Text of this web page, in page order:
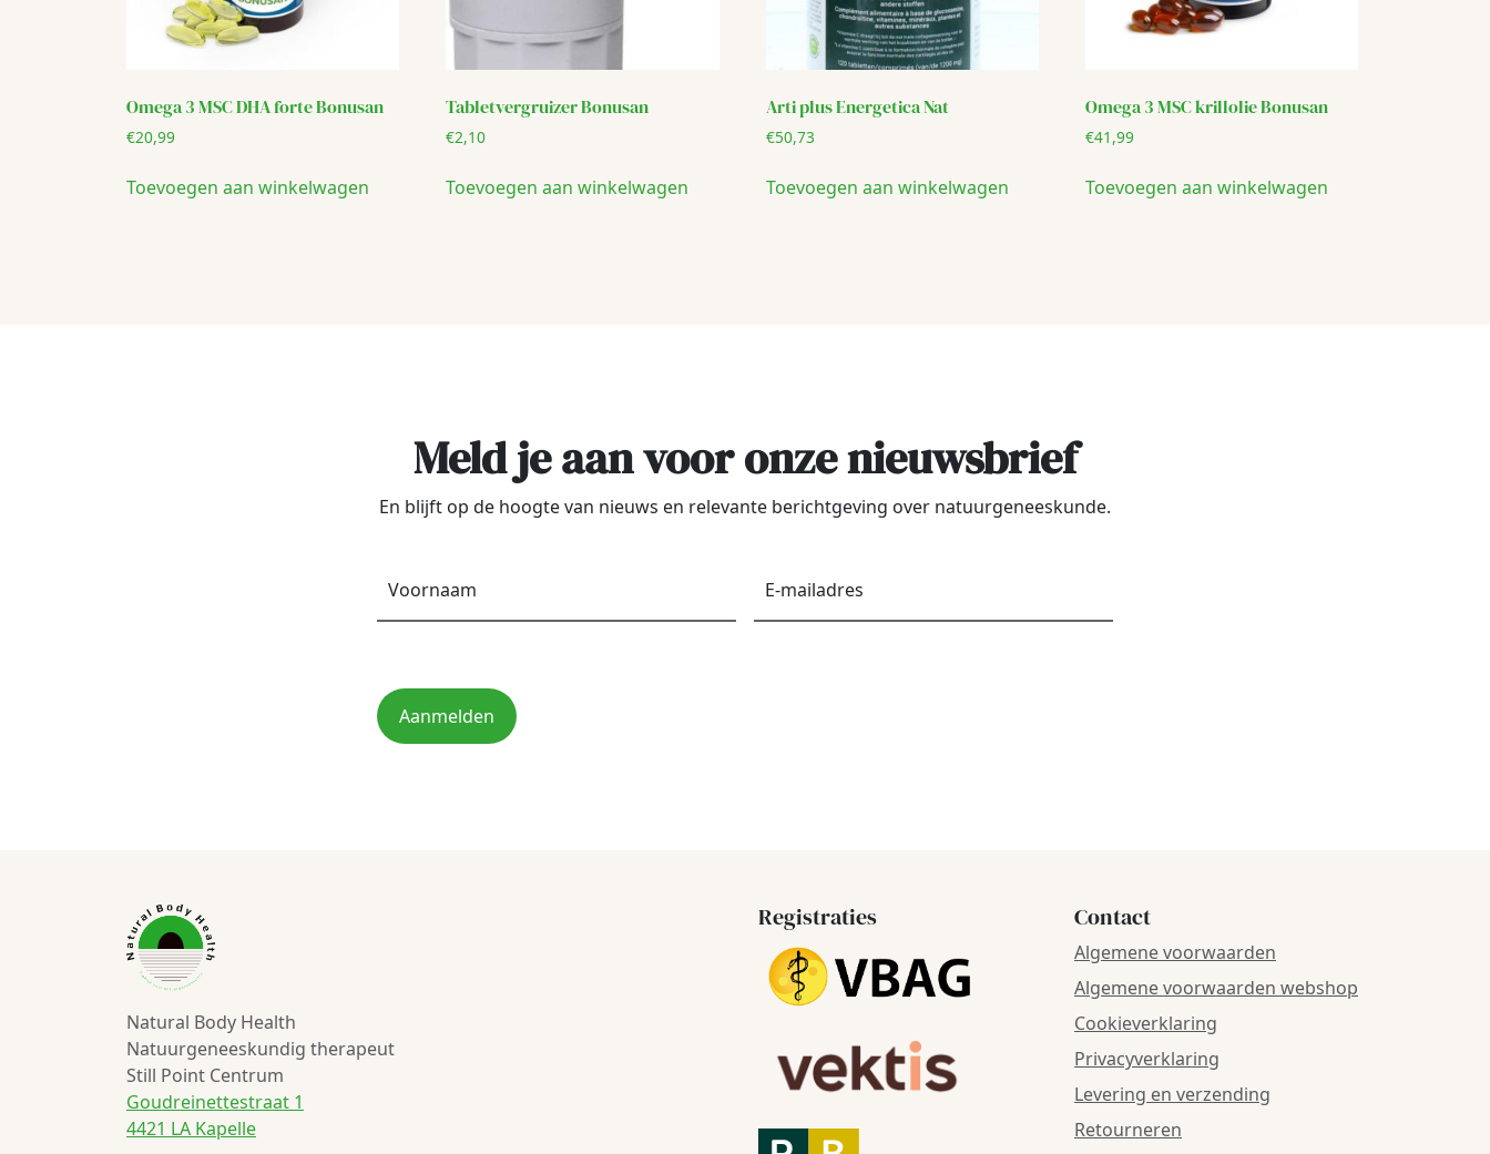
Omega 3 MSC DHA forte Bonusan
€20,99
Toevoegen aan winkelwagen
Tabletvergruizer Bonusan
€2,10
Toevoegen aan winkelwagen
Arti plus Energetica Nat
€50,73
Toevoegen aan winkelwagen
Omega 3 MSC krillolie Bonusan
€41,99
Toevoegen aan winkelwagen
Meld je aan voor onze nieuwsbrief
En blijft op de hoogte van nieuws en relevante berichtgeving over natuurgeneeskunde.
Aanmelden
Natural Body Health
Natuurgeneeskundig therapeut
Still Point Centrum
Goudreinettestraat 1
4421 LA Kapelle
Registraties Contact
Algemene voorwaarden
Algemene voorwaarden webshop
Cookieverklaring
Privacyverklaring
Levering en verzending
Retourneren